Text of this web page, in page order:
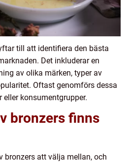
till att identifiera den bästa
Det inkluderar en
av olika märken, typer av
Oftast genomförs dessa
eller konsumentgrupper.
bronzers finns
bronzers att välja mellan, och